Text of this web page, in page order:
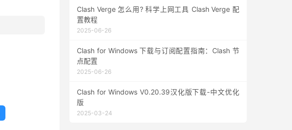
Clash Verge 怎么用? 科学上网工具 Clash Verge 配
置教程
2025-06-26
Clash for Windows 下载与订阅配置指南：Clash 节
点配置
2025-06-26
Clash for Windows V0.20.39汉化版下载-中文优化
版
2025-03-24